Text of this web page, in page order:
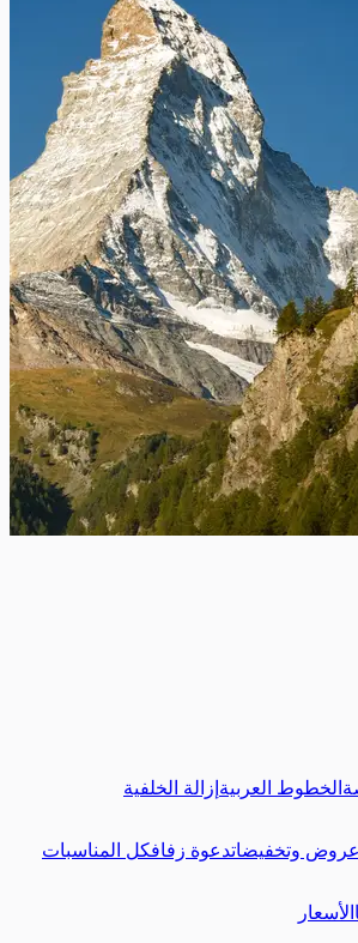
الخطوط العربية إزالة الخلفية
عروض وتخفيضاتدعوة زفافكل المناسبات
الأسعار